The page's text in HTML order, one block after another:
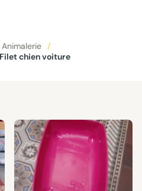
Animalerie
/
Filet chien voiture